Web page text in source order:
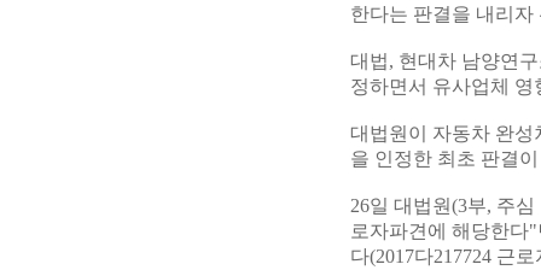
한다는 판결을 내리
대법, 현대차 남양연
정하면서 유사업체 영
대법원이 자동차 완
을 인정한 최초 판결
26일 대법원(3부, 주
로자파견에 해당한다
다(2017다217724 근